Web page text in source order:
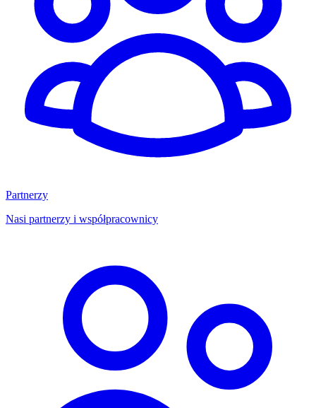
Partnerzy
Nasi partnerzy i współpracownicy